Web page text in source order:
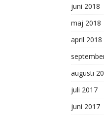
juni 2018
maj 2018
april 2018
augusti
juli 2017
juni 2017